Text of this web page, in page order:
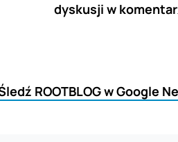
dyskusji w
ROOTBLOG w Google